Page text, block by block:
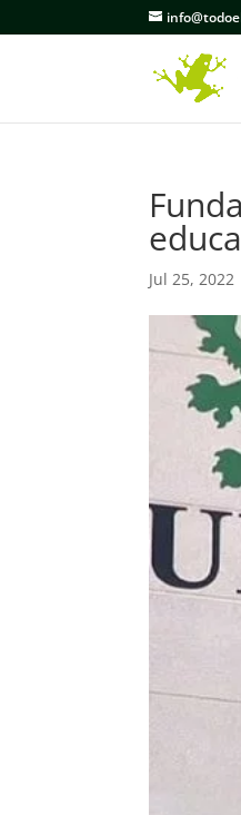
Jul 25, 2022